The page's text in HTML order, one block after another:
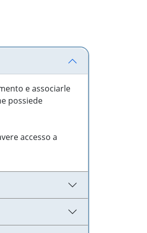
e associarle
possiede
accesso a